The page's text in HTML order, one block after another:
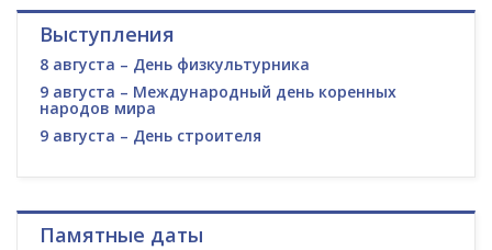
Выступления
8 августа – День физкультурника
9 августа – Международный день коренных
народов мира
9 августа – День строителя
Памятные даты